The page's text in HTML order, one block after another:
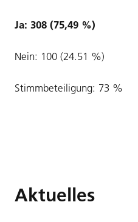
Ja: 308 (75,49 %)
Nein: 100 (24.51 %)
Stimmbeteiligung: 73 %
Aktuelles